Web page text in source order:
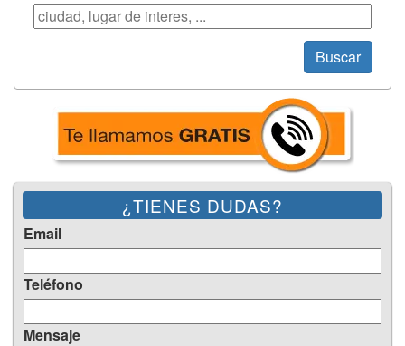
Búsqueda
Buscar
¿TIENES DUDAS?
Email
Teléfono
Mensaje